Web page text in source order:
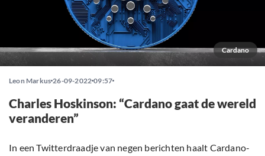
Cardano
Leon Markus 26-09-2022 09:57
Charles Hoskinson: “Cardano gaat de wereld
veranderen”
In een Twitterdraadje van negen berichten haalt Cardano-